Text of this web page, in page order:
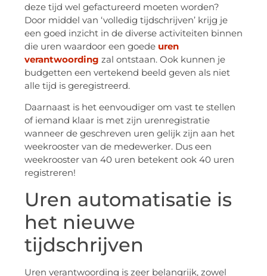
deze tijd wel gefactureerd moeten worden?
Door middel van ‘volledig tijdschrijven’ krijg je
een goed inzicht in de diverse activiteiten binnen
die uren waardoor een goede uren
verantwoording zal ontstaan. Ook kunnen je
budgetten een vertekend beeld geven als niet
alle tijd is geregistreerd.
Daarnaast is het eenvoudiger om vast te stellen
of iemand klaar is met zijn urenregistratie
wanneer de geschreven uren gelijk zijn aan het
weekrooster van de medewerker. Dus een
weekrooster van 40 uren betekent ook 40 uren
registreren!
Uren automatisatie is
het nieuwe
tijdschrijven
Uren verantwoording is zeer belangrijk, zowel